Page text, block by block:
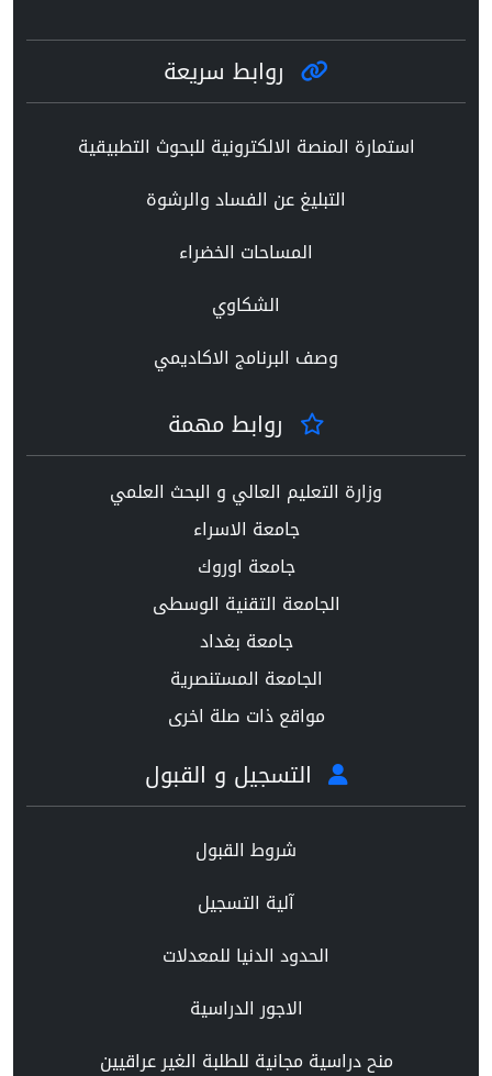
روابط سريعة
استمارة المنصة الالكترونية للبحوث التطبيقية
التبليغ عن الفساد والرشوة
المساحات الخضراء
الشكاوي
وصف البرنامج الاكاديمي
روابط مهمة
وزارة التعليم العالي و البحث العلمي
جامعة الاسراء
جامعة اوروك
الجامعة التقنية الوسطى
جامعة بغداد
الجامعة المستنصرية
مواقع ذات صلة اخرى
التسجيل و القبول
شروط القبول
آلية التسجيل
الحدود الدنيا للمعدلات
الاجور الدراسية
منح دراسية مجانية للطلبة الغير عراقيين